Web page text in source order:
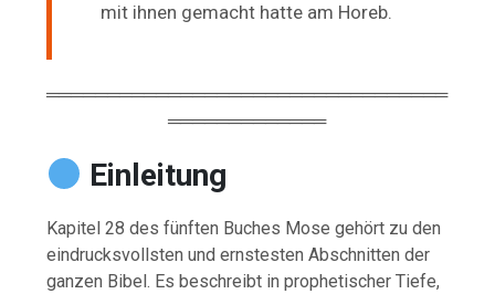
mit ihnen gemacht hatte am Horeb.
═════════════════════════════════
═════════════
Einleitung
Kapitel 28 des fünften Buches Mose gehört zu den
eindrucksvollsten und ernstesten Abschnitten der
ganzen Bibel. Es beschreibt in prophetischer Tiefe,